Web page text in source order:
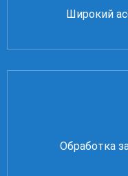
Широкий
Обработка